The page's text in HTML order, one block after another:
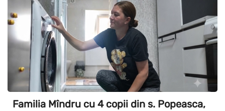
Familia Mîndru cu 4 copii din s. Popeasca,